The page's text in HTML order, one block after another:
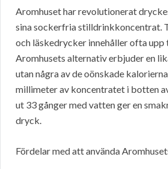
Aromhuset har revolutionerat
sina sockerfria stilldrinkkoncentrat.
och läskedrycker innehåller ofta upp
Aromhusets alternativ erbjuder en
utan några av de oönskade
millimeter av koncentratet i botten
ut 33 gånger med vatten ger en
dryck.
Fördelar med att använda